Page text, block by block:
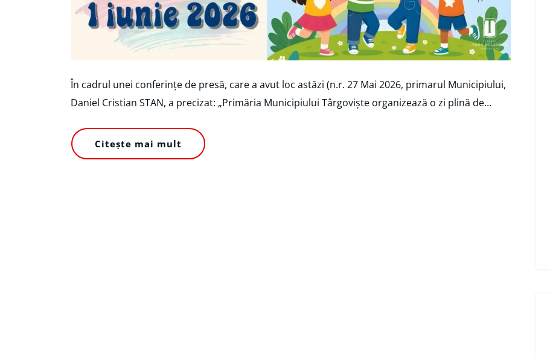
În cadrul unei conferințe de presă, care a avut loc astăzi (n.r. 27 Mai 2026, primarul Municipiului,
Daniel Cristian STAN, a precizat: „Primăria Municipiului Târgoviște organizează o zi plină de…
Citește mai mult